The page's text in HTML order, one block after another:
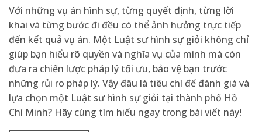
Với những vụ án hình sự, từng quyết định, từng lời
khai và từng bước đi đều có thể ảnh hưởng trực tiếp
đến kết quả vụ án. Một Luật sư hình sự giỏi không chỉ
giúp bạn hiểu rõ quyền và nghĩa vụ của mình mà còn
đưa ra chiến lược pháp lý tối ưu, bảo vệ bạn trước
những rủi ro pháp lý. Vậy đâu là tiêu chí để đánh giá và
lựa chọn một Luật sư hình sự giỏi tại thành phố Hồ
Chí Minh? Hãy cùng tìm hiểu ngay trong bài viết này!